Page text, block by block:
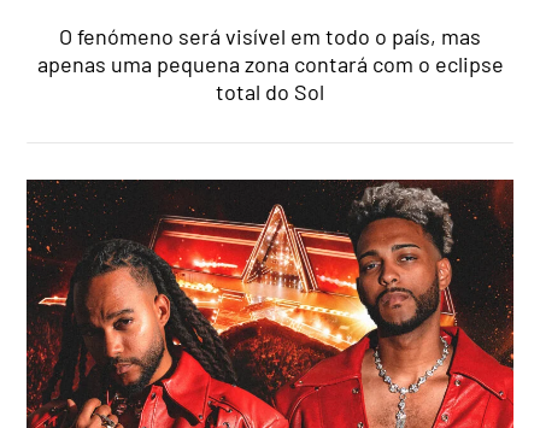
O fenómeno será visível em todo o país, mas
apenas uma pequena zona contará com o eclipse
total do Sol